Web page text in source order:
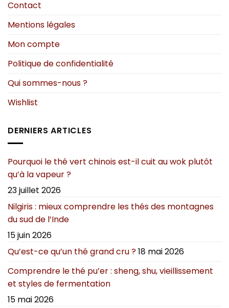
Contact
Mentions légales
Mon compte
Politique de confidentialité
Qui sommes-nous ?
Wishlist
DERNIERS ARTICLES
Pourquoi le thé vert chinois est-il cuit au wok plutôt
qu’à la vapeur ?
23 juillet 2026
Nilgiris : mieux comprendre les thés des montagnes
du sud de l’Inde
15 juin 2026
Qu’est-ce qu’un thé grand cru ?18 mai 2026
Comprendre le thé pu’er : sheng, shu, vieillissement
et styles de fermentation
15 mai 2026